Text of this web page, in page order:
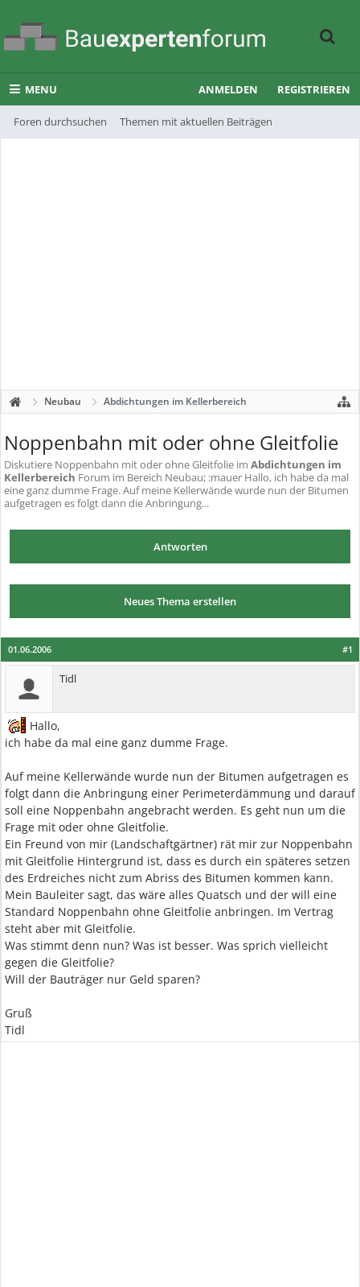
MENU
Foren durchsuchen Themen mit aktuellen Beiträgen
ANMELDEN REGISTRIEREN
Neubau Abdichtungen im Kellerbereich
Noppenbahn mit oder ohne Gleitfolie
Diskutiere Noppenbahn mit oder ohne Gleitfolie im Abdichtungen im
Kellerbereich Forum im Bereich Neubau; :mauer Hallo, ich habe da mal
eine ganz dumme Frage. Auf meine Kellerwände wurde nun der Bitumen
aufgetragen es folgt dann die Anbringung...
Antworten
Neues Thema erstellen
#1
01.06.2006
Tidl
Hallo,
ich habe da mal eine ganz dumme Frage.
Auf meine Kellerwände wurde nun der Bitumen aufgetragen es
folgt dann die Anbringung einer Perimeterdämmung und darauf
soll eine Noppenbahn angebracht werden. Es geht nun um die
Frage mit oder ohne Gleitfolie.
Ein Freund von mir (Landschaftgärtner) rät mir zur Noppenbahn
mit Gleitfolie Hintergrund ist, dass es durch ein späteres setzen
des Erdreiches nicht zum Abriss des Bitumen kommen kann.
Mein Bauleiter sagt, das wäre alles Quatsch und der will eine
Standard Noppenbahn ohne Gleitfolie anbringen. Im Vertrag
steht aber mit Gleitfolie.
Was stimmt denn nun? Was ist besser. Was sprich vielleicht
gegen die Gleitfolie?
Will der Bauträger nur Geld sparen?
Gruß
Tidl